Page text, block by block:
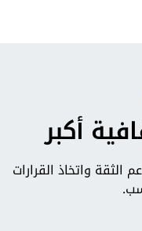
أكبر
واتخاذ القرارات